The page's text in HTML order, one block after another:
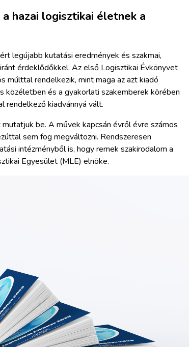
hazai logisztikai életnek a
legújabb kutatási eredmények és szakmai,
érdeklődőkkel. Az első Logisztikai Évkönyvet
múlttal rendelkezik, mint maga az azt kiadó
közéletben és a gyakorlati szakemberek körében
rendelkező kiadvánnyá vált.
be. A művek kapcsán évről évre számos
sem fog megváltozni. Rendszeresen
intézményből is, hogy remek szakirodalom a
Egyesület (MLE) elnöke.